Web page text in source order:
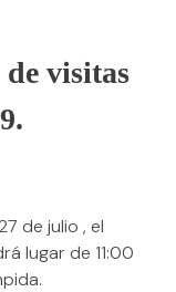
visitas
de julio , el
lugar de 11:00